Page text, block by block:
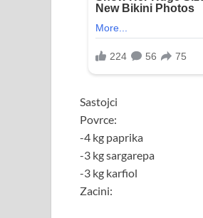
Sastojci
Povrce:
-4 kg paprika
-3 kg sargarepa
-3 kg karfiol
Zacini: